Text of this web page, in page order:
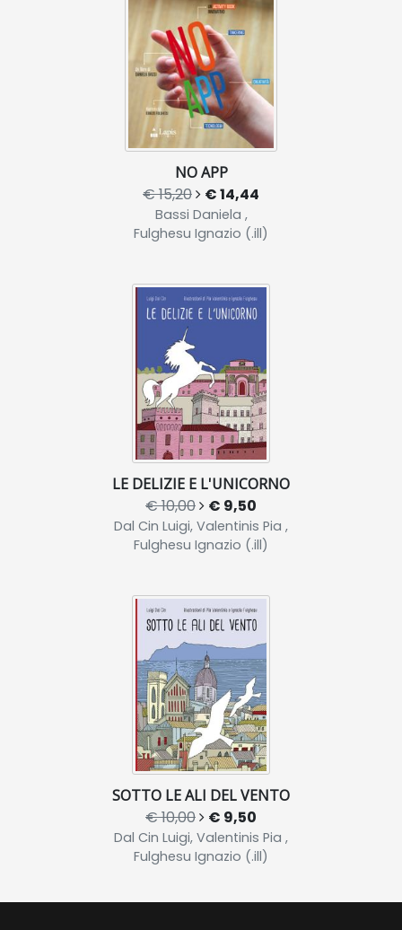
NO APP
€ 15,20 € 14,44
Bassi Daniela ,
Fulghesu Ignazio (.ill)
LE DELIZIE E L'UNICORNO
€ 10,00 € 9,50
Dal Cin Luigi, Valentinis Pia ,
Fulghesu Ignazio (.ill)
SOTTO LE ALI DEL VENTO
€ 10,00 € 9,50
Dal Cin Luigi, Valentinis Pia ,
Fulghesu Ignazio (.ill)